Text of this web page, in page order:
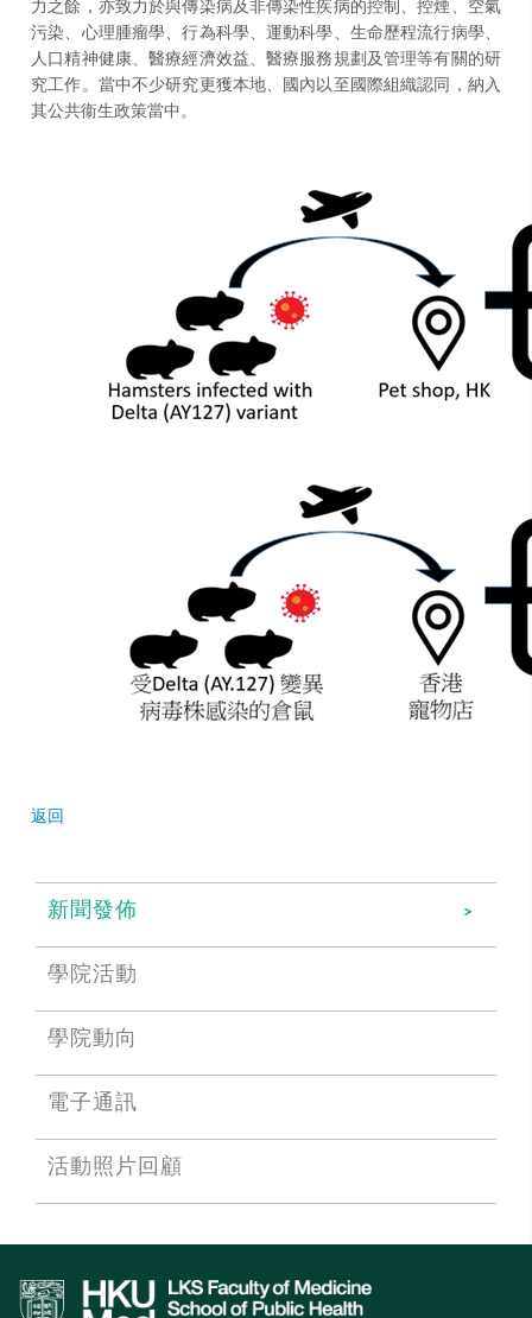
力之餘，亦致力於與傳染病及非傳染性疾病的控制、控煙、空氣
污染、心理腫瘤學、行為科學、運動科學、生命歷程流行病學、
人口精神健康、醫療經濟效益、醫療服務規劃及管理等有關的研
究工作。當中不少研究更獲本地、國內以至國際組織認同，納入
其公共衞生政策當中。
返回
新聞發佈
學院活動
學院動向
電子通訊
活動照片回顧